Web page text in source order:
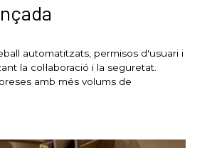
automatitzats, permisos d'usuari i
la col·laboració i la seguretat.
amb més volums de